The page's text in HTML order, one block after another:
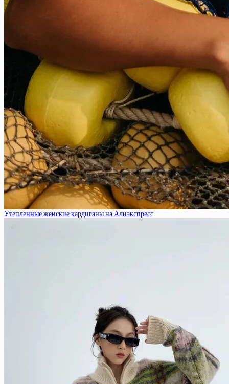
Утепленные женские кардиганы на Алиэкспресс